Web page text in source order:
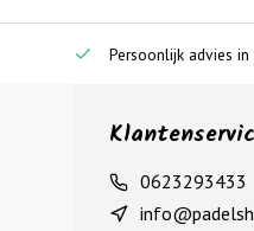
Persoonlijk advies
0623293433